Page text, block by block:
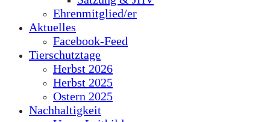
Ehrenmitglied/er
Aktuelles
Facebook-Feed
Tierschutztage
Herbst 2026
Herbst 2025
Ostern 2025
Nachhaltigkeit